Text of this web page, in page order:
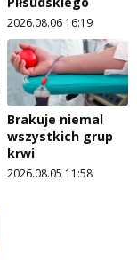
2026.08.06 16:19
Brakuje niemal
wszystkich grup
krwi
2026.08.05 11:58